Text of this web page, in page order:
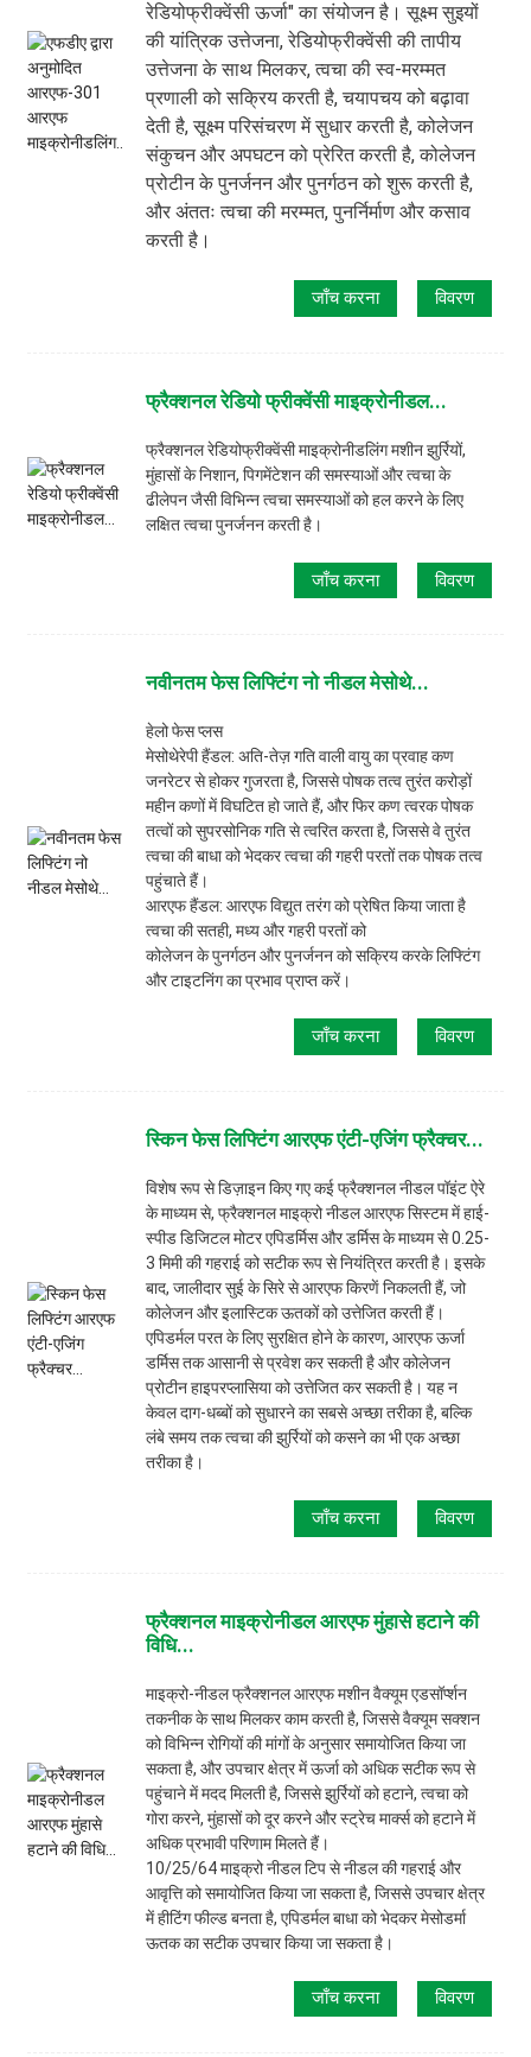
रेडियोफ्रीक्वेंसी ऊर्जा" का संयोजन है। सूक्ष्म सुइयों
की यांत्रिक उत्तेजना, रेडियोफ्रीक्वेंसी की तापीय
उत्तेजना के साथ मिलकर, त्वचा की स्व-मरम्मत
प्रणाली को सक्रिय करती है, चयापचय को बढ़ावा
देती है, सूक्ष्म परिसंचरण में सुधार करती है, कोलेजन
संकुचन और अपघटन को प्रेरित करती है, कोलेजन
प्रोटीन के पुनर्जनन और पुनर्गठन को शुरू करती है,
और अंततः त्वचा की मरम्मत, पुनर्निर्माण और कसाव
करती है।
जाँच करना विवरण
फ्रैक्शनल रेडियो फ्रीक्वेंसी माइक्रोनीडल...
फ्रैक्शनल रेडियोफ्रीक्वेंसी माइक्रोनीडलिंग मशीन झुर्रियों,
मुंहासों के निशान, पिगमेंटेशन की समस्याओं और त्वचा के
ढीलेपन जैसी विभिन्न त्वचा समस्याओं को हल करने के लिए
लक्षित त्वचा पुनर्जनन करती है।
जाँच करना विवरण
नवीनतम फेस लिफ्टिंग नो नीडल मेसोथे...
हेलो फेस प्लस
मेसोथेरेपी हैंडल: अति-तेज़ गति वाली वायु का प्रवाह कण
जनरेटर से होकर गुजरता है, जिससे पोषक तत्व तुरंत करोड़ों
महीन कणों में विघटित हो जाते हैं, और फिर कण त्वरक पोषक
तत्वों को सुपरसोनिक गति से त्वरित करता है, जिससे वे तुरंत
त्वचा की बाधा को भेदकर त्वचा की गहरी परतों तक पोषक तत्व
पहुंचाते हैं।
आरएफ हैंडल: आरएफ विद्युत तरंग को प्रेषित किया जाता है
त्वचा की सतही, मध्य और गहरी परतों को
कोलेजन के पुनर्गठन और पुनर्जनन को सक्रिय करके लिफ्टिंग
और टाइटनिंग का प्रभाव प्राप्त करें।
जाँच करना विवरण
स्किन फेस लिफ्टिंग आरएफ एंटी-एजिंग फ्रैक्चर...
विशेष रूप से डिज़ाइन किए गए कई फ्रैक्शनल नीडल पॉइंट ऐरे
के माध्यम से, फ्रैक्शनल माइक्रो नीडल आरएफ सिस्टम में हाई-
स्पीड डिजिटल मोटर एपिडर्मिस और डर्मिस के माध्यम से 0.25-
3 मिमी की गहराई को सटीक रूप से नियंत्रित करती है। इसके
बाद, जालीदार सुई के सिरे से आरएफ किरणें निकलती हैं, जो
कोलेजन और इलास्टिक ऊतकों को उत्तेजित करती हैं।
एपिडर्मल परत के लिए सुरक्षित होने के कारण, आरएफ ऊर्जा
डर्मिस तक आसानी से प्रवेश कर सकती है और कोलेजन
प्रोटीन हाइपरप्लासिया को उत्तेजित कर सकती है। यह न
केवल दाग-धब्बों को सुधारने का सबसे अच्छा तरीका है, बल्कि
लंबे समय तक त्वचा की झुर्रियों को कसने का भी एक अच्छा
तरीका है।
जाँच करना विवरण
फ्रैक्शनल माइक्रोनीडल आरएफ मुंहासे हटाने की
विधि...
माइक्रो-नीडल फ्रैक्शनल आरएफ मशीन वैक्यूम एडसॉर्प्शन
तकनीक के साथ मिलकर काम करती है, जिससे वैक्यूम सक्शन
को विभिन्न रोगियों की मांगों के अनुसार समायोजित किया जा
सकता है, और उपचार क्षेत्र में ऊर्जा को अधिक सटीक रूप से
पहुंचाने में मदद मिलती है, जिससे झुर्रियों को हटाने, त्वचा को
गोरा करने, मुंहासों को दूर करने और स्ट्रेच मार्क्स को हटाने में
अधिक प्रभावी परिणाम मिलते हैं।
10/25/64 माइक्रो नीडल टिप से नीडल की गहराई और
आवृत्ति को समायोजित किया जा सकता है, जिससे उपचार क्षेत्र
में हीटिंग फील्ड बनता है, एपिडर्मल बाधा को भेदकर मेसोडर्मा
ऊतक का सटीक उपचार किया जा सकता है।
जाँच करना विवरण